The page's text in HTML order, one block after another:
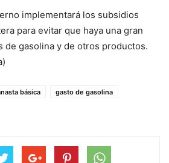
implementará los subsidios
para evitar que haya una gran
de gasolina y de otros productos.
básica
gasto de gasolina